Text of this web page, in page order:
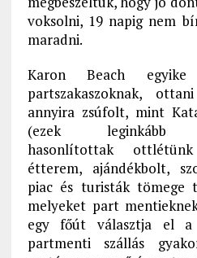
voksolni, 19 napig nem
maradni.
Karon Beach
partszakaszoknak,
annyira zsúfolt, mint
(ezek leginkább
hasonlítottak
étterem, ajándékbolt,
piac és turisták tömege
melyeket part
egy főút választja el
partmenti szállás